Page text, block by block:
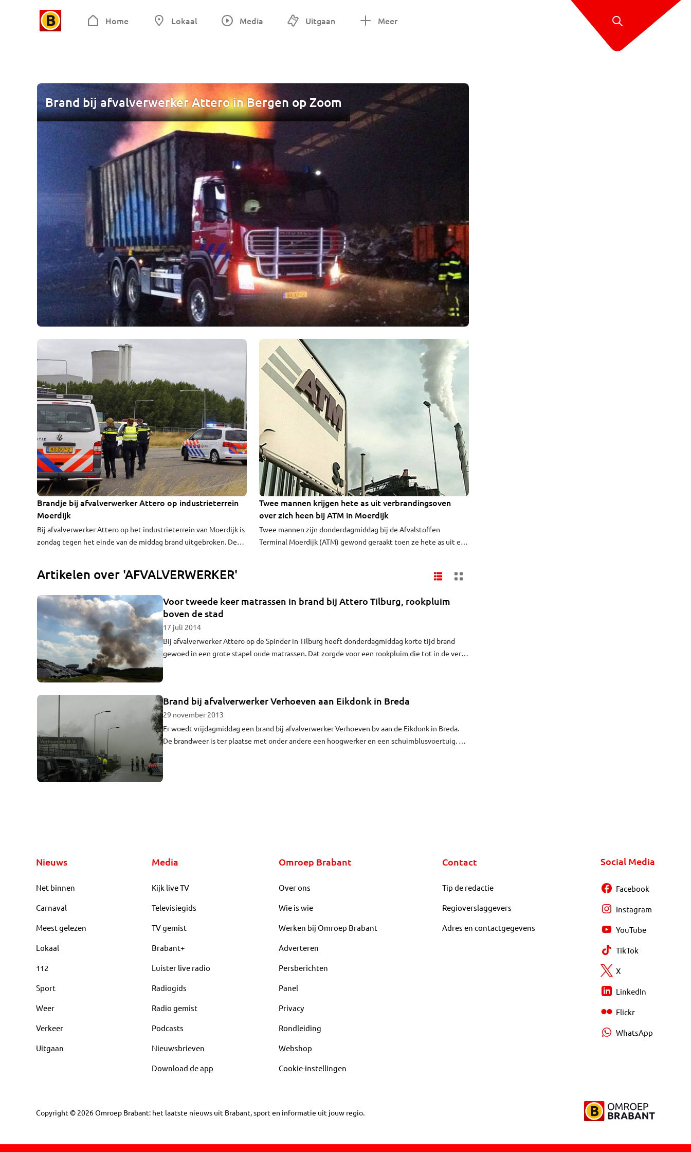
Home Lokaal Media Uitgaan Meer
Brand bij afvalverwerker Attero in Bergen op Zoom
Brandje bij afvalverwerker Attero op industrieterrein
Moerdijk
Bij afvalverwerker Attero op het industrieterrein van Moerdijk is
zondag tegen het einde van de middag brand uitgebroken. De
brand snel onder controle omdat van binnen en van buiten werd
Twee mannen krijgen hete as uit verbrandingsoven
over zich heen bij ATM in Moerdijk
Twee mannen zijn donderdagmiddag bij de Afvalstoffen
Terminal Moerdijk (ATM) gewond geraakt toen ze hete as uit een
ambulance naar een ziekenhuis gebracht. Volgens het bedrijf
Artikelen over 'AFVALVERWERKER'
Voor tweede keer matrassen in brand bij Attero Tilburg, rookpluim
boven de stad
17 juli 2014
Bij afvalverwerker Attero op de Spinder in Tilburg heeft donderdagmiddag korte tijd brand
gewoed in een grote stapel oude matrassen. Dat zorgde voor een rookpluim die tot in de verre
Brand bij afvalverwerker Verhoeven aan Eikdonk in Breda
29 november 2013
Er woedt vrijdagmiddag een brand bij afvalverwerker Verhoeven bv aan de Eikdonk in Breda.
De brandweer is ter plaatse met onder andere een hoogwerker en een schuimblusvoertuig. De
Nieuws
Net binnen
Carnaval
Meest gelezen
Lokaal
112
Sport
Weer
Verkeer
Uitgaan
Media
Kijk live TV
Televisiegids
TV gemist
Brabant+
Luister live radio
Radiogids
Radio gemist
Podcasts
Nieuwsbrieven
Download de app
Omroep Brabant
Over ons
Wie is wie
Werken bij Omroep Brabant
Adverteren
Persberichten
Panel
Privacy
Rondleiding
Webshop
Cookie-instellingen
Contact
Tip de redactie
Regioverslaggevers
Adres en contactgegevens
Social Media
Facebook
Instagram
YouTube
TikTok
X
LinkedIn
Flickr
WhatsApp
Copyright © 2026Omroep Brabant: het laatste nieuws uit Brabant, sport en informatie uit jouw regio.